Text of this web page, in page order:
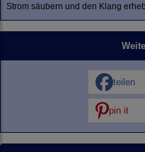
Strom säubern und den Klang
teilen
pin it